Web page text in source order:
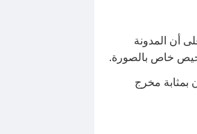
أن المدونة
خاص بالصورة.
بمثابة مخرج